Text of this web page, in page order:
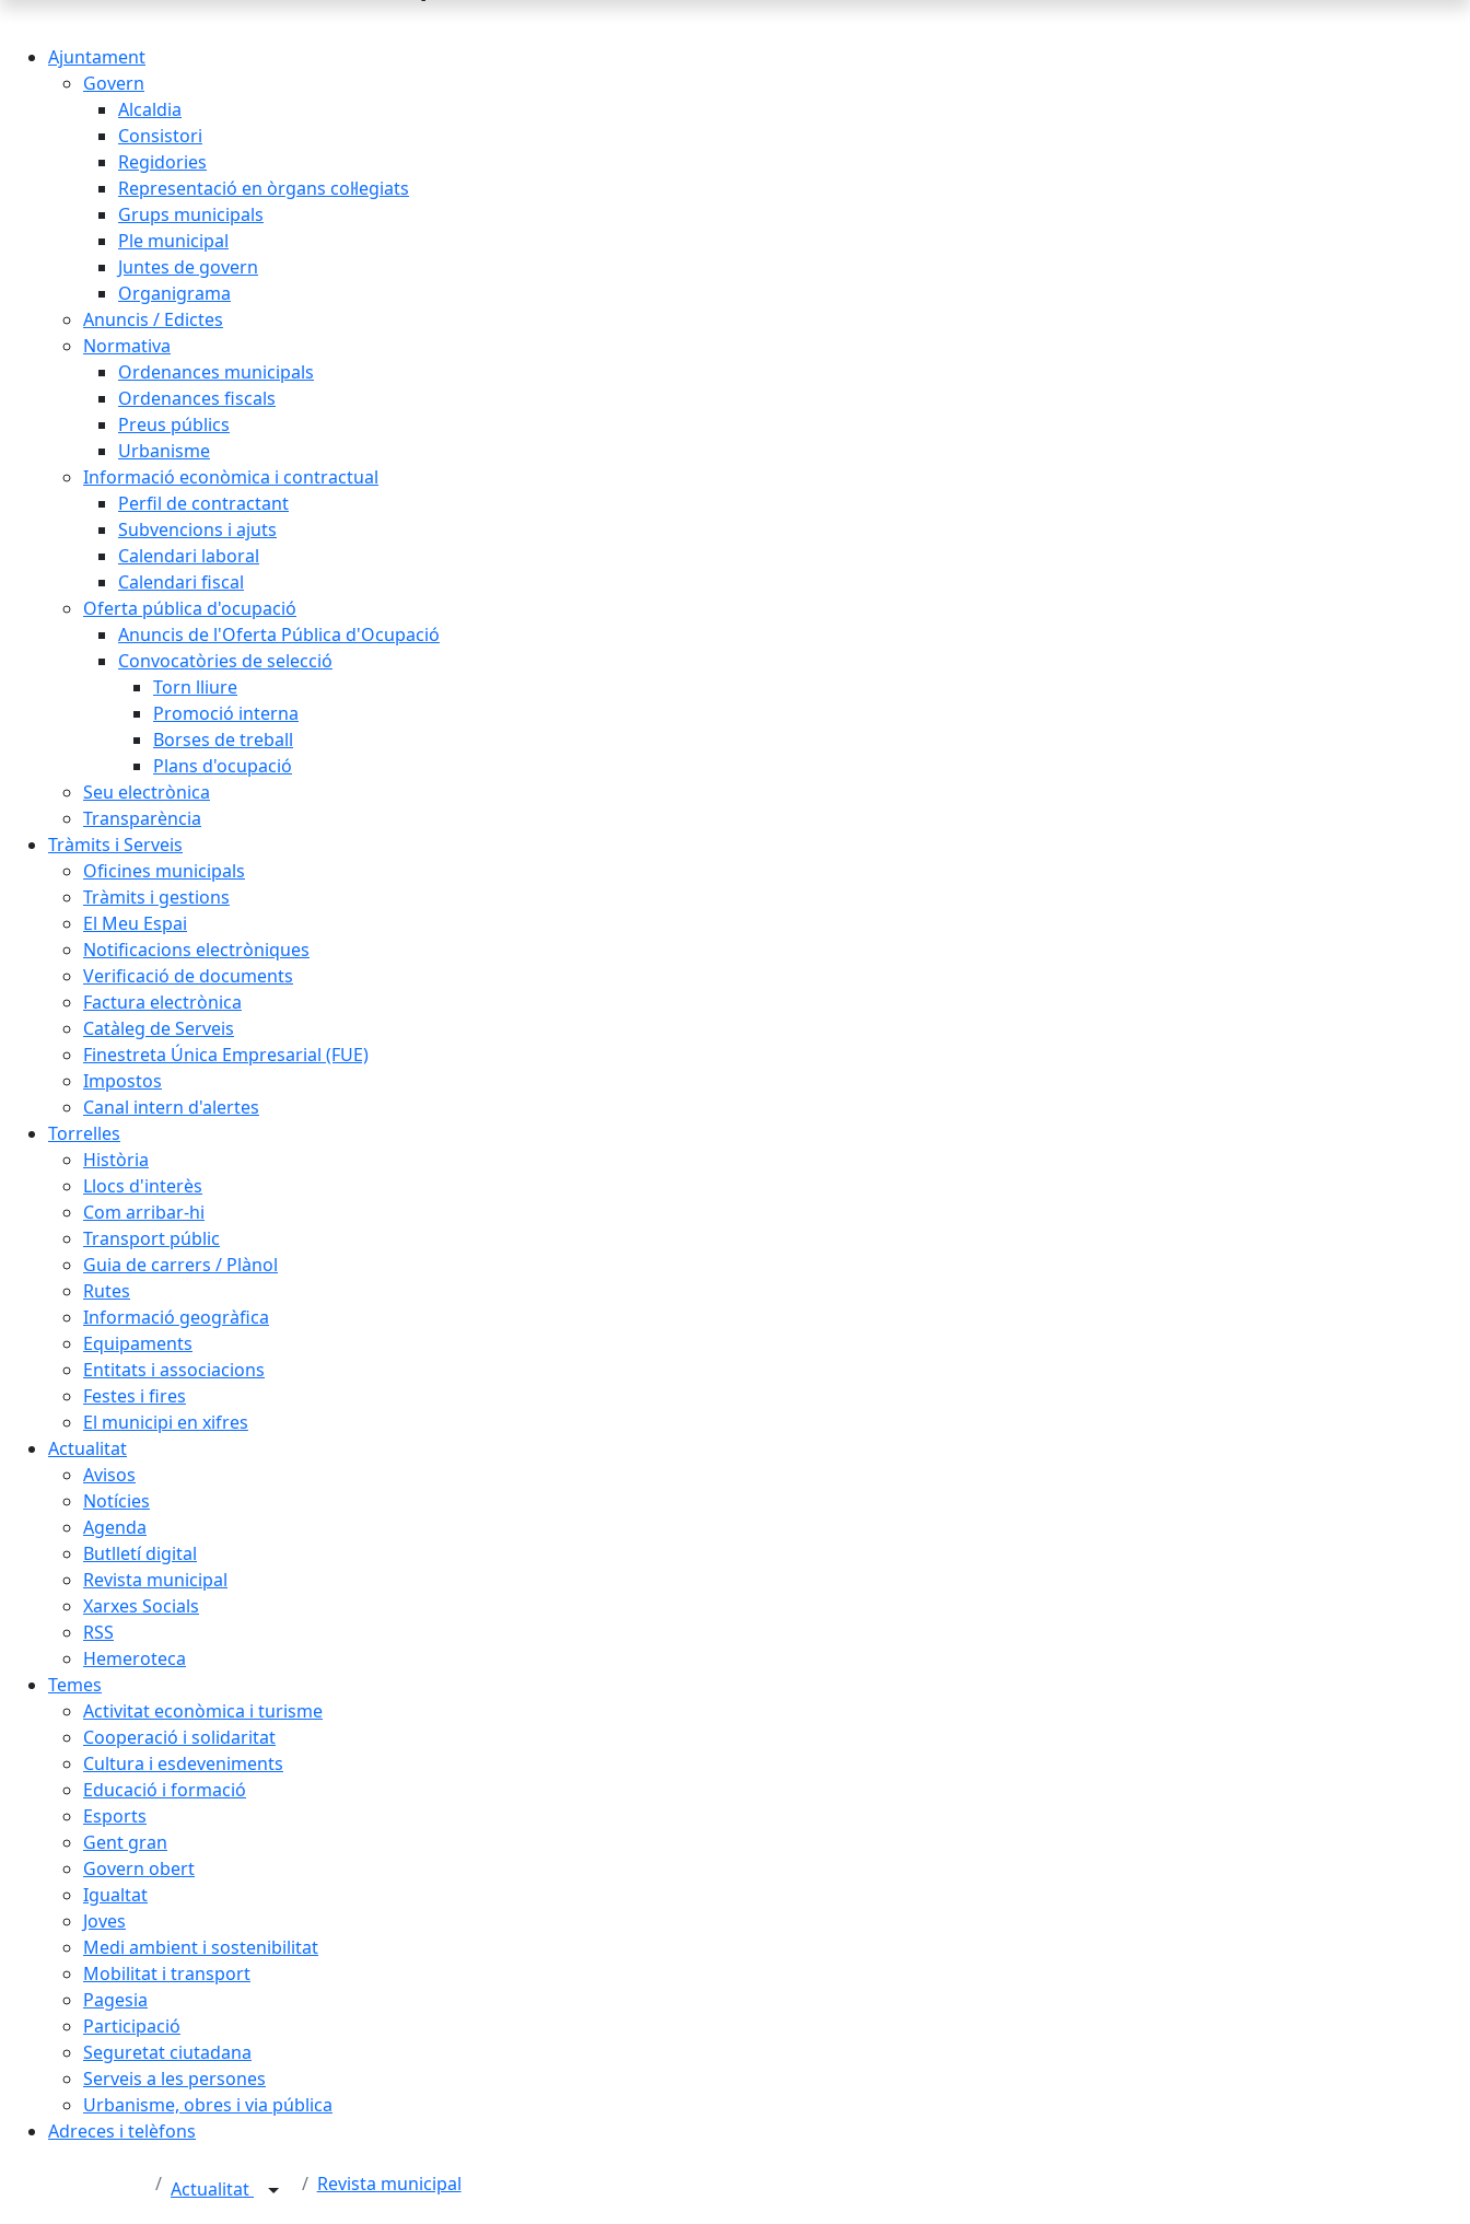
Ajuntament
Govern
Alcaldia
Consistori
Regidories
Representació en òrgans col·legiats
Grups municipals
Ple municipal
Juntes de govern
Organigrama
Anuncis / Edictes
Normativa
Ordenances municipals
Ordenances fiscals
Preus públics
Urbanisme
Informació econòmica i contractual
Perfil de contractant
Subvencions i ajuts
Calendari laboral
Calendari fiscal
Oferta pública d'ocupació
Anuncis de l'Oferta Pública d'Ocupació
Convocatòries de selecció
Torn lliure
Promoció interna
Borses de treball
Plans d'ocupació
Seu electrònica
Transparència
Tràmits i Serveis
Oficines municipals
Tràmits i gestions
El Meu Espai
Notificacions electròniques
Verificació de documents
Factura electrònica
Catàleg de Serveis
Finestreta Única Empresarial (FUE)
Impostos
Canal intern d'alertes
Torrelles
Història
Llocs d'interès
Com arribar-hi
Transport públic
Guia de carrers / Plànol
Rutes
Informació geogràfica
Equipaments
Entitats i associacions
Festes i fires
El municipi en xifres
Actualitat
Avisos
Notícies
Agenda
Butlletí digital
Revista municipal
Xarxes Socials
RSS
Hemeroteca
Temes
Activitat econòmica i turisme
Cooperació i solidaritat
Cultura i esdeveniments
Educació i formació
Esports
Gent gran
Govern obert
Igualtat
Joves
Medi ambient i sostenibilitat
Mobilitat i transport
Pagesia
Participació
Seguretat ciutadana
Serveis a les persones
Urbanisme, obres i via pública
Adreces i telèfons
Actualitat Revista municipal